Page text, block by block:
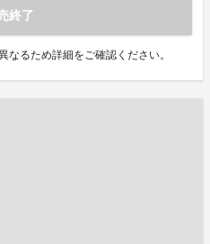
終了
なるため詳細をご確認ください。